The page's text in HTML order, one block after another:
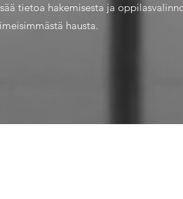
tietoa hakemisesta ja
hausta.